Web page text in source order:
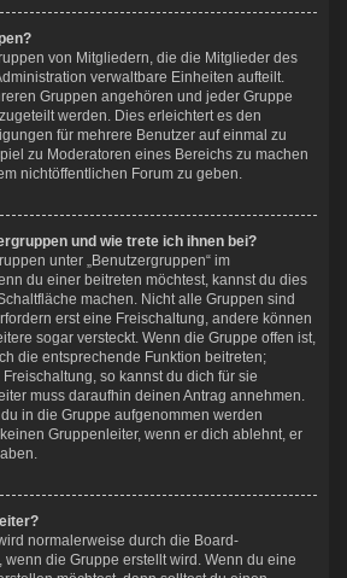
von Mitgliedern, die die Mitglieder des
verwaltbare Einheiten aufteilt.
Gruppen angehören und jeder Gruppe
werden. Dies erleichtert es den
für mehrere Benutzer auf einmal zu
zu Moderatoren eines Bereichs zu machen
nichtöffentlichen Forum zu geben.
und wie trete ich ihnen bei?
unter „Benutzergruppen“ im
du einer beitreten möchtest, kannst du dies
machen. Nicht alle Gruppen sind
erst eine Freischaltung, andere können
sogar versteckt. Wenn die Gruppe offen ist,
die entsprechende Funktion beitreten;
so kannst du dich für sie
muss daraufhin deinen Antrag annehmen.
in die Gruppe aufgenommen werden
Gruppenleiter, wenn er dich ablehnt, er
normalerweise durch die Board-
die Gruppe erstellt wird. Wenn du eine